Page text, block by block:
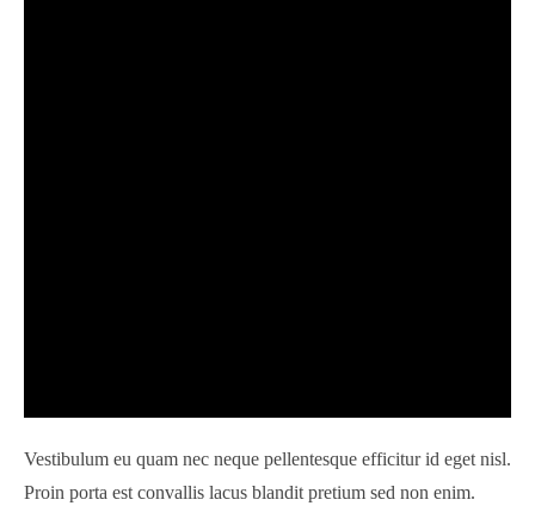
Vestibulum eu quam nec neque pellentesque efficitur id eget nisl.
Proin porta est convallis lacus blandit pretium sed non enim.